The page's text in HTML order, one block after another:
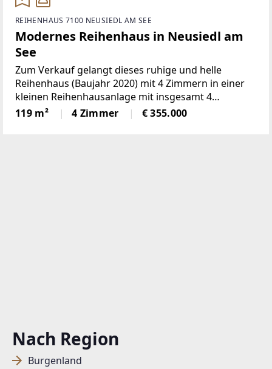
Nach Region
Burgenland
REIHENHAUS 7100 NEUSIEDL AM SEE
Modernes Reihenhaus in Neusiedl am
See
Zum Verkauf gelangt dieses ruhige und helle
Reihenhaus (Baujahr 2020) mit 4 Zimmern in einer
kleinen Reihenhausanlage mit insgesamt 4
Reihenhäusern in ruhiger Siedlungslage (ca. 3,5
Kilometer vom Ufer
119 m² 4 Zimmer € 355.000